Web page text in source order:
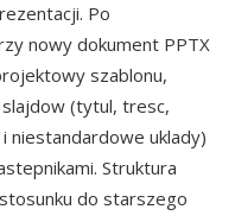
Po
nowy dokument PPTX
szablonu,
(tytul, tresc,
niestandardowe uklady)
Struktura
do starszego